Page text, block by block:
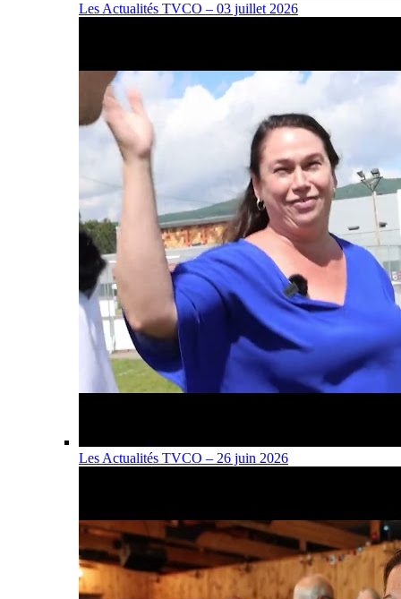
Les Actualités TVCO – 03 juillet 2026
Les Actualités TVCO – 26 juin 2026